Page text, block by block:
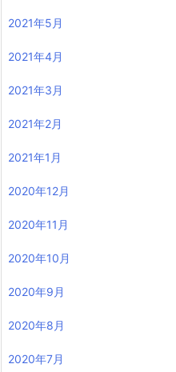
2021年5月
2021年4月
2021年3月
2021年2月
2021年1月
2020年12月
2020年11月
2020年10月
2020年9月
2020年8月
2020年7月